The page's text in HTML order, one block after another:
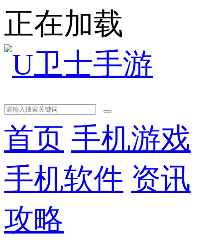
正在加载
首页 手机游戏
手机软件 资讯
攻略